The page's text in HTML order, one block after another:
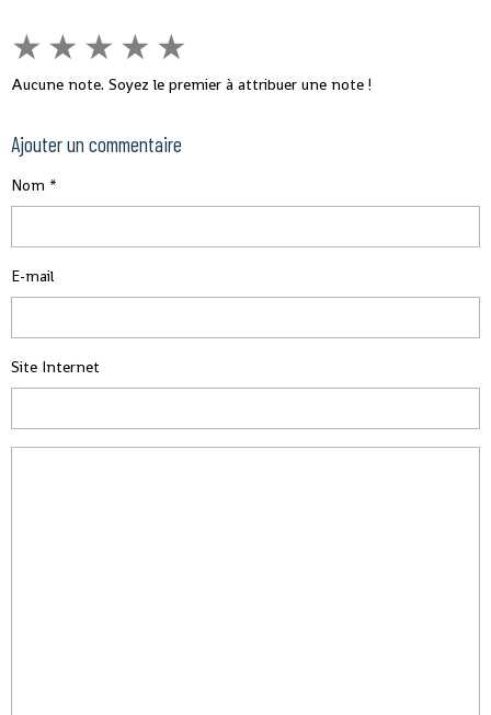
★ ★ ★ ★ ★
Aucune note. Soyez le premier à attribuer une note !
Ajouter un commentaire
Nom
E-mail
Site Internet